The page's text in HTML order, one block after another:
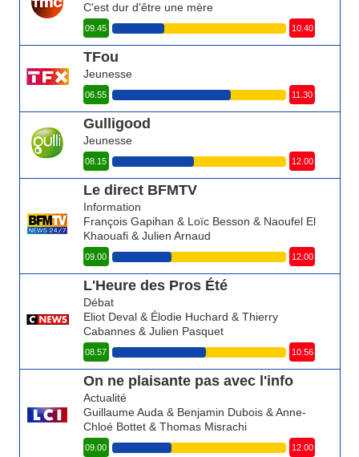
C'est dur d'être une mère
09.45 10.40
TFou
Jeunesse
06.55 11.30
Gulligood
Jeunesse
08.15 12.00
Le direct BFMTV
Information
François Gapihan & Loïc Besson & Naoufel El
Khaouafi & Julien Arnaud
09.00 12.00
L'Heure des Pros Été
Débat
Eliot Deval & Élodie Huchard & Thierry
Cabannes & Julien Pasquet
08.57 10.56
On ne plaisante pas avec l'info
Actualité
Guillaume Auda & Benjamin Dubois & Anne-
Chloé Bottet & Thomas Misrachi
09.00 12.00